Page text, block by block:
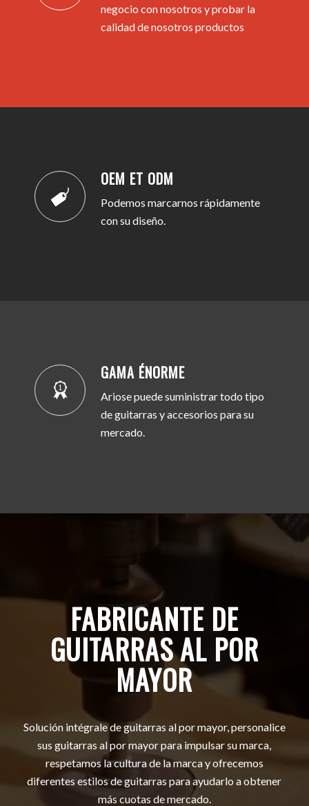
negocio con nosotros y probar la
calidad de nosotros productos
OEM ET ODM
Podemos marcarnos rápidamente
con su diseño.
GAMA ÉNORME
Ariose puede suministrar todo tipo
de guitarras y accesorios para su
mercado.
FABRICANTE DE
GUITARRAS AL POR
MAYOR
Solución intégrale de guitarras al por mayor, personalice
sus guitarras al por mayor para impulsar su marca,
respetamos la cultura de la marca y ofrecemos
diferentes estilos de guitarras para ayudarlo a obtener
más cuotas de mercado.